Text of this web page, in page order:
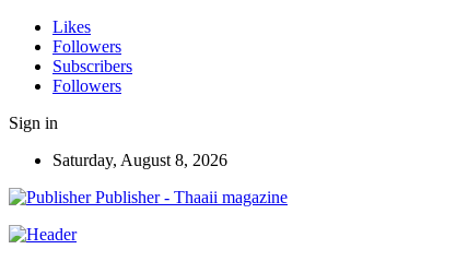
Likes
Followers
Subscribers
Followers
Sign in
Saturday, August 8, 2026
Publisher - Thaaii magazine